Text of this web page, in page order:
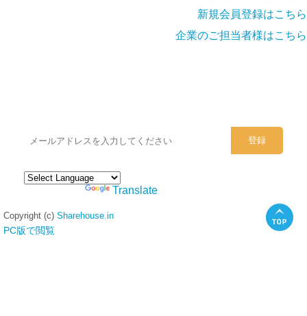
新規会員登録はこちら
企業のご担当者様はこちら
Translate
Copyright (c) Sharehouse.in
PC版で閲覧